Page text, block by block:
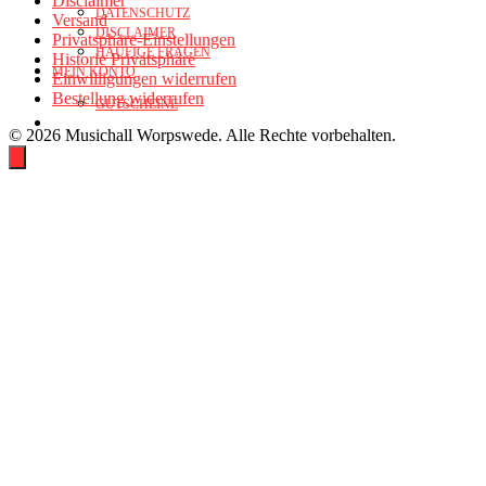
DATENSCHUTZ
DISCLAIMER
HÄUFIGE FRAGEN
MEIN KONTO
GUTSCHEINE
Versand
Privatsphäre-Einstellungen
Historie Privatsphäre
Einwilligungen widerrufen
Bestellung widerrufen
© 2026 Musichall Worpswede. Alle Rechte vorbehalten.